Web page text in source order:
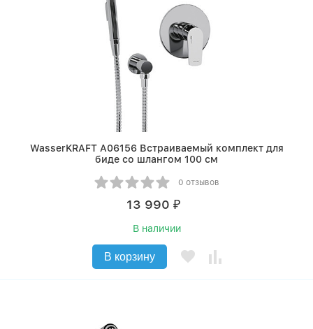
WasserKRAFT A06156 Встраиваемый комплект для
биде со шлангом 100 см
0 отзывов
13 990 ₽
В наличии
В корзину